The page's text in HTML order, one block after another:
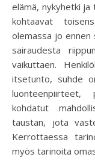
elämä, nykyhetki
kohtaavat
olemassa jo ennen
sairaudesta
vaikuttaen.
itsetunto, suhde
kohdatut
taustan, jota
Kerrottaessa
myös tarinoita